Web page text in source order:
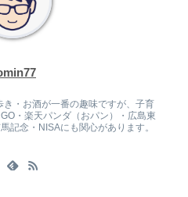
・お酒が一番の趣味ですが、子育
・楽天パンダ（おパン）・広島東
記念・NISAにも関心があります。